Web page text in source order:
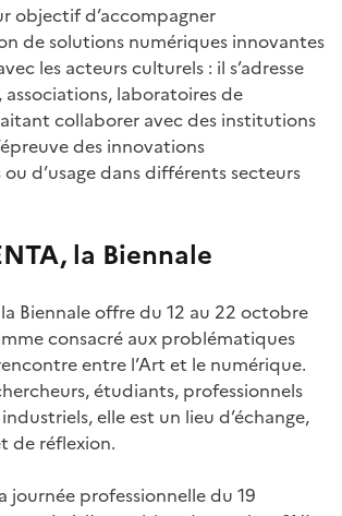
objectif d’accompagner
de solutions numériques innovantes
les acteurs culturels : il s’adresse
associations, laboratoires de
collaborer avec des institutions
des innovations
d’usage dans différents secteurs
la Biennale
la Biennale offre du 12 au 22 octobre
consacré aux problématiques
entre l’Art et le numérique.
étudiants, professionnels
elle est un lieu d’échange,
de réflexion.
journée professionnelle du 19